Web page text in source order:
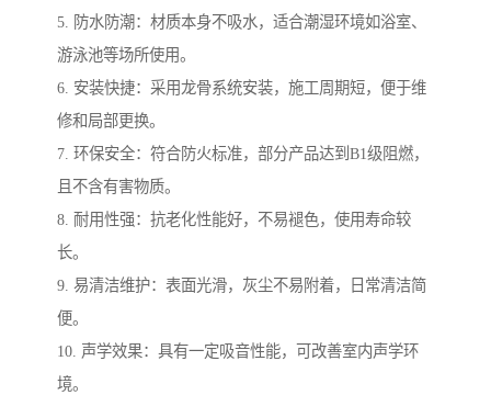
5. 防水防潮：材质本身不吸水，适合潮湿环境如浴室、
游泳池等场所使用。
6. 安装快捷：采用龙骨系统安装，施工周期短，便于维
修和局部更换。
7. 环保安全：符合防火标准，部分产品达到B1级阻燃，
且不含有害物质。
8. 耐用性强：抗老化性能好，不易褪色，使用寿命较
长。
9. 易清洁维护：表面光滑，灰尘不易附着，日常清洁简
便。
10. 声学效果：具有一定吸音性能，可改善室内声学环
境。